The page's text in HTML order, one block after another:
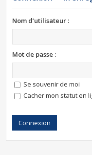
Nom d’utilisateur :
Mot de passe :
Se souvenir de moi
Cacher mon statut en